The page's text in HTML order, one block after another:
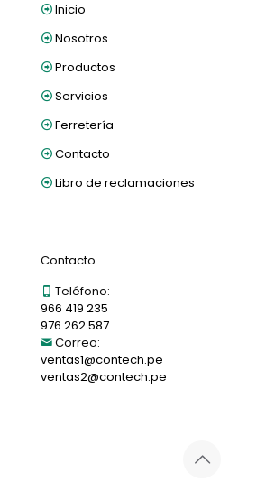
Inicio
Nosotros
Productos
Servicios
Ferretería
Contacto
Libro de reclamaciones
Contacto
Teléfono:
966 419 235
976 262 587
Correo:
ventas1@contech.pe
ventas2@contech.pe